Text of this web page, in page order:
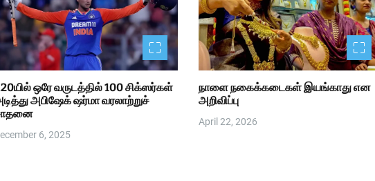
ஒரே வருடத்தில் 100 சிக்ஸர்கள்
அபிஷேக் ஷர்மா வரலாற்றுச்
6, 2025
நாளை நகைக்கடைகள் இயங்காது என
அறிவிப்பு
April 22, 2026